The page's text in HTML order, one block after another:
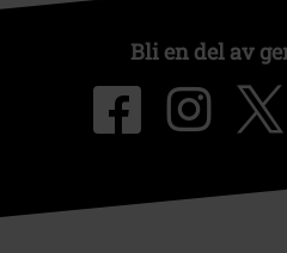
Bli en del av